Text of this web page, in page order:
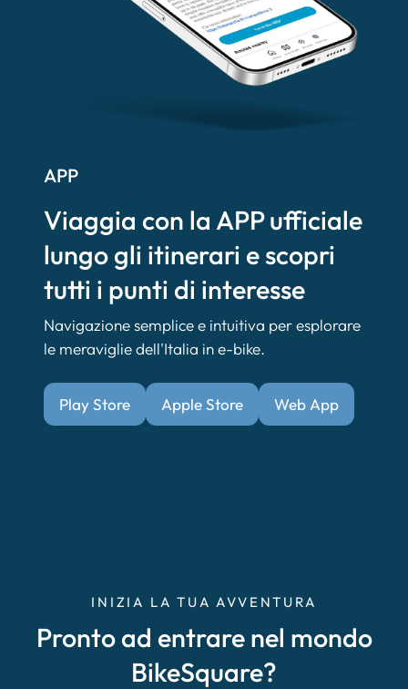
APP
Viaggia con la APP ufficiale
lungo gli itinerari e scopri
tutti i punti di interesse
Navigazione semplice e intuitiva per esplorare
le meraviglie dell'Italia in e-bike.
Play Store Apple Store Web App
INIZIA LA TUA AVVENTURA
Pronto ad entrare nel mondo
BikeSquare?